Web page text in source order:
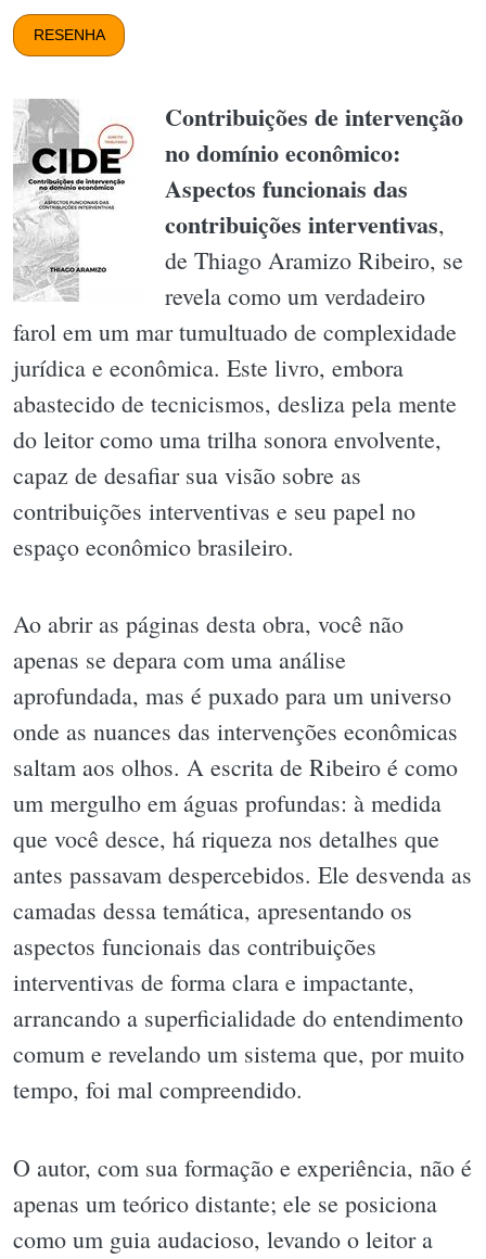
RESENHA
Contribuições de intervenção
no domínio econômico:
Aspectos funcionais das
contribuições interventivas,
de Thiago Aramizo Ribeiro, se
revela como um verdadeiro
farol em um mar tumultuado de complexidade
jurídica e econômica. Este livro, embora
abastecido de tecnicismos, desliza pela mente
do leitor como uma trilha sonora envolvente,
capaz de desafiar sua visão sobre as
contribuições interventivas e seu papel no
espaço econômico brasileiro.
Ao abrir as páginas desta obra, você não
apenas se depara com uma análise
aprofundada, mas é puxado para um universo
onde as nuances das intervenções econômicas
saltam aos olhos. A escrita de Ribeiro é como
um mergulho em águas profundas: à medida
que você desce, há riqueza nos detalhes que
antes passavam despercebidos. Ele desvenda as
camadas dessa temática, apresentando os
aspectos funcionais das contribuições
interventivas de forma clara e impactante,
arrancando a superficialidade do entendimento
comum e revelando um sistema que, por muito
tempo, foi mal compreendido.
O autor, com sua formação e experiência, não é
apenas um teórico distante; ele se posiciona
como um guia audacioso, levando o leitor a